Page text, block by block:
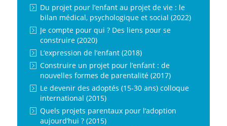
Du projet pour l’enfant au projet de vie : le
bilan médical, psychologique et social (2022)
Je compte pour qui ? Des liens pour se
construire (2020)
L‘expression de l’enfant (2018)
Construire un projet pour l’enfant : de
nouvelles formes de parentalité (2017)
Le devenir des adoptés (15-30 ans) colloque
international (2015)
Quels projets parentaux pour l‘adoption
aujourd’hui ? (2015)